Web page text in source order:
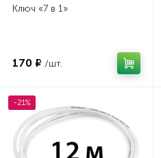
Ключ «7 в 1»
170 ₽ /шт.
-21%